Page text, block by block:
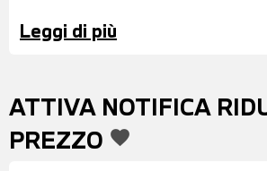
- FRENATA DI EMERGENZA
ESTERNI RICHIUDIBILI
E RISCALDABILI - SENSORI DI
Leggi di più
ATTIVA NOTIFICA
PREZZO favorite